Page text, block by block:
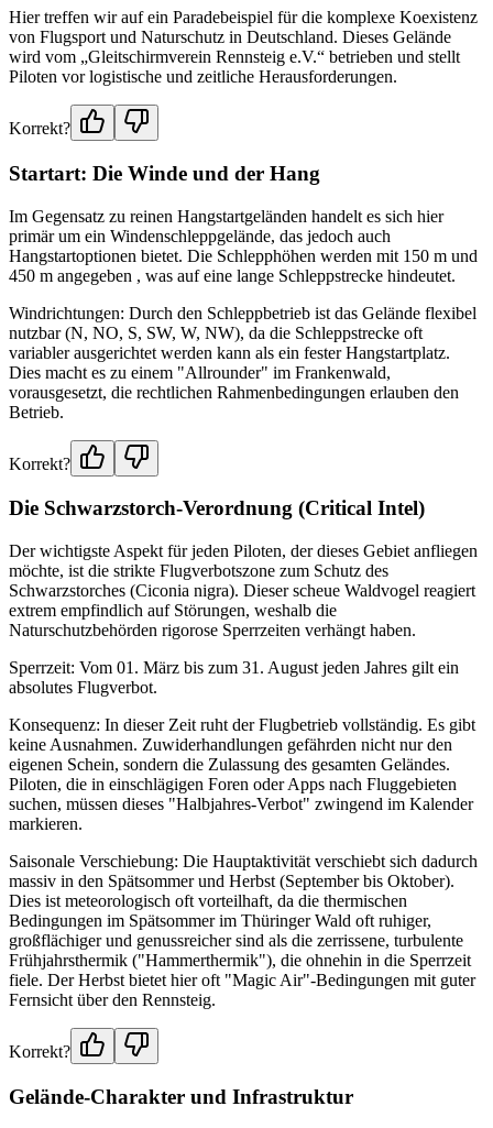
Hier treffen wir auf ein Paradebeispiel für die komplexe Koexistenz
von Flugsport und Naturschutz in Deutschland. Dieses Gelände
wird vom „Gleitschirmverein Rennsteig e.V.“ betrieben und stellt
Piloten vor logistische und zeitliche Herausforderungen.
Korrekt?
Startart: Die Winde und der Hang
Im Gegensatz zu reinen Hangstartgeländen handelt es sich hier
primär um ein Windenschleppgelände, das jedoch auch
Hangstartoptionen bietet. Die Schlepphöhen werden mit 150 m und
450 m angegeben , was auf eine lange Schleppstrecke hindeutet.
Windrichtungen: Durch den Schleppbetrieb ist das Gelände flexibel
nutzbar (N, NO, S, SW, W, NW), da die Schleppstrecke oft
variabler ausgerichtet werden kann als ein fester Hangstartplatz.
Dies macht es zu einem "Allrounder" im Frankenwald,
vorausgesetzt, die rechtlichen Rahmenbedingungen erlauben den
Betrieb.
Korrekt?
Die Schwarzstorch-Verordnung (Critical Intel)
Der wichtigste Aspekt für jeden Piloten, der dieses Gebiet anfliegen
möchte, ist die strikte Flugverbotszone zum Schutz des
Schwarzstorches (Ciconia nigra). Dieser scheue Waldvogel reagiert
extrem empfindlich auf Störungen, weshalb die
Naturschutzbehörden rigorose Sperrzeiten verhängt haben.
Sperrzeit: Vom 01. März bis zum 31. August jeden Jahres gilt ein
absolutes Flugverbot.
Konsequenz: In dieser Zeit ruht der Flugbetrieb vollständig. Es gibt
keine Ausnahmen. Zuwiderhandlungen gefährden nicht nur den
eigenen Schein, sondern die Zulassung des gesamten Geländes.
Piloten, die in einschlägigen Foren oder Apps nach Fluggebieten
suchen, müssen dieses "Halbjahres-Verbot" zwingend im Kalender
markieren.
Saisonale Verschiebung: Die Hauptaktivität verschiebt sich dadurch
massiv in den Spätsommer und Herbst (September bis Oktober).
Dies ist meteorologisch oft vorteilhaft, da die thermischen
Bedingungen im Spätsommer im Thüringer Wald oft ruhiger,
großflächiger und genussreicher sind als die zerrissene, turbulente
Frühjahrsthermik ("Hammerthermik"), die ohnehin in die Sperrzeit
fiele. Der Herbst bietet hier oft "Magic Air"-Bedingungen mit guter
Fernsicht über den Rennsteig.
Korrekt?
Gelände-Charakter und Infrastruktur